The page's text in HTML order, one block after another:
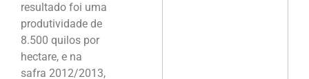
resultado foi uma
produtividade de
8.500 quilos por
hectare, e na
safra 2012/2013,